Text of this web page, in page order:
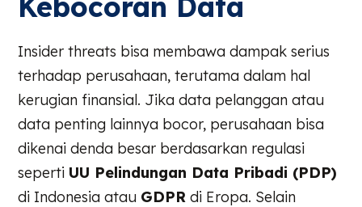
Insider threats bisa membawa dampak serius
terhadap perusahaan, terutama dalam hal
kerugian finansial. Jika data pelanggan atau
data penting lainnya bocor, perusahaan bisa
dikenai denda besar berdasarkan regulasi
seperti UU Pelindungan Data Pribadi (PDP)
di Indonesia atau GDPR di Eropa. Selain